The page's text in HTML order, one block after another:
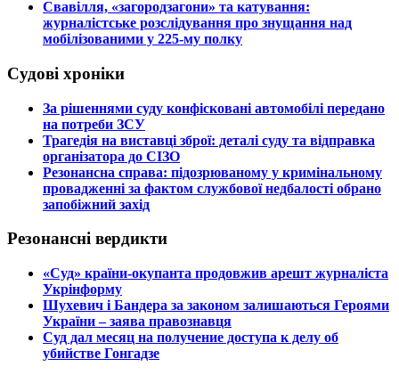
​Свавілля, «загородзагони» та катування:
журналістське розслідування про знущання над
мобілізованими у 225-му полку
Судові хроніки
​За рішеннями суду конфісковані автомобілі передано
на потреби ЗСУ
​Трагедія на виставці зброї: деталі суду та відправка
організатора до СІЗО
​Резонансна справа: підозрюваному у кримінальному
провадженні за фактом службової недбалості обрано
запобіжний захід
Резонансні вердикти
​«Суд» країни-окупанта продовжив арешт журналіста
Укрінформу
Шухевич і Бандера за законом залишаються Героями
України – заява правознавця
Суд дал месяц на получение доступа к делу об
убийстве Гонгадзе